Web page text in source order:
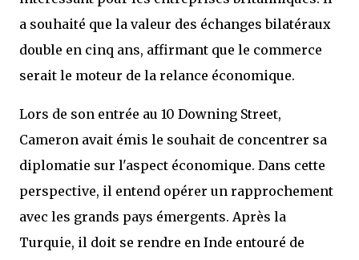
a souhaité que la valeur des échanges bilatéraux
double en cinq ans, affirmant que le commerce
serait le moteur de la relance économique.
Lors de son entrée au 10 Downing Street,
Cameron avait émis le souhait de concentrer sa
diplomatie sur l'aspect économique. Dans cette
perspective, il entend opérer un rapprochement
avec les grands pays émergents. Après la
Turquie, il doit se rendre en Inde entouré de